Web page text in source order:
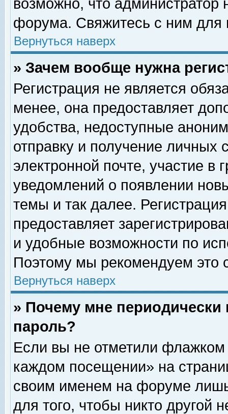
возможно, что
форума. Свяжитесь с ним для
Вернуться наверх
» Зачем вообще нужна
Регистрация не является
менее, она предоставляет
удобства, недоступные
отправку и получение личных
электронной почте, участие в
уведомлений о появлении
темы и так далее.
предоставляет
и удобные возможности по
Поэтому мы рекомендуем это
Вернуться наверх
» Почему мне
пароль?
Если вы не отметили флажком
каждом посещении» на
своим именем на форуме
для того, чтобы никто другой